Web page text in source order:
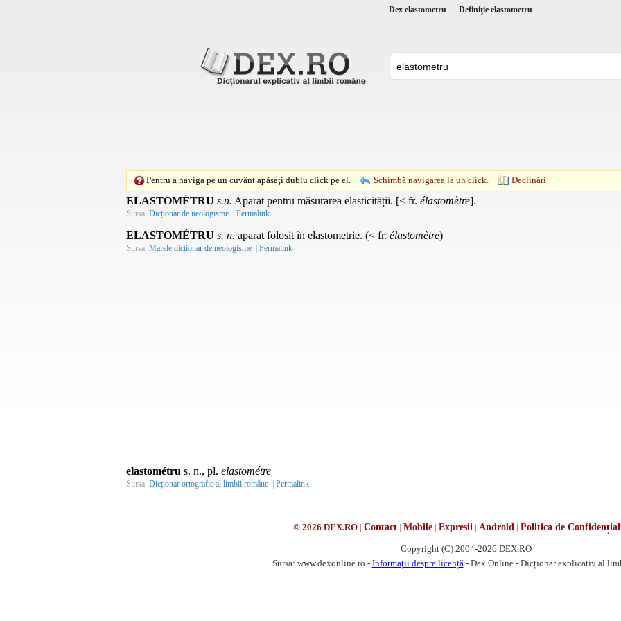
Dex elastometru Definiţie elastometru
Pentru a naviga pe un cuvânt apăsaţi dublu click pe el. Schimbă navigarea la un click. Declinări
ELASTOMÉTRU s.n. Aparat pentru măsurarea elasticității. [< fr. élastomètre].
Sursa: Dicționar de neologisme | Permalink
ELASTOMÉTRU s. n. aparat folosit în elastometrie. (< fr. élastomètre)
Sursa: Marele dicționar de neologisme | Permalink
elastométru s. n., pl. elastométre
Sursa: Dicționar ortografic al limbii române | Permalink
© 2026 DEX.RO| Contact| Mobile| Expresii | Android | Politica de
Copyright (C) 2004-2026 DEX.RO
Sursa: www.dexonline.ro - Informații despre licență - Dex Online - Dicționar explicativ al